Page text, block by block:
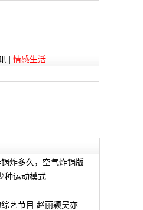
| 情感生活
炸多久，空气炸锅版
种运动模式
艺节目 赵丽颖吴亦